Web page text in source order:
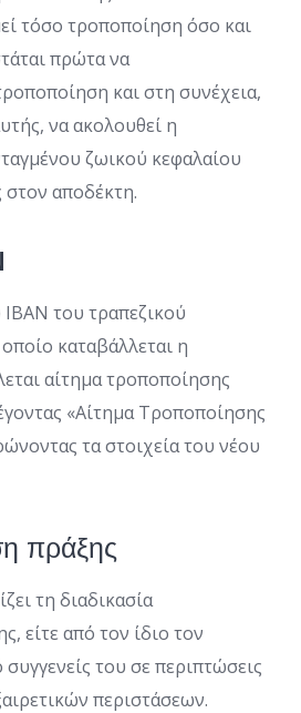
τόσο τροποποίηση όσο και
πρώτα να
και στη συνέχεια,
να ακολουθεί η
ζωικού κεφαλαίου
στον αποδέκτη.
του τραπεζικού
καταβάλλεται η
αίτημα τροποποίησης
«Αίτημα Τροποποίησης
τα στοιχεία του νέου
πράξης
τη διαδικασία
είτε από τον ίδιο τον
του σε περιπτώσεις
περιστάσεων.